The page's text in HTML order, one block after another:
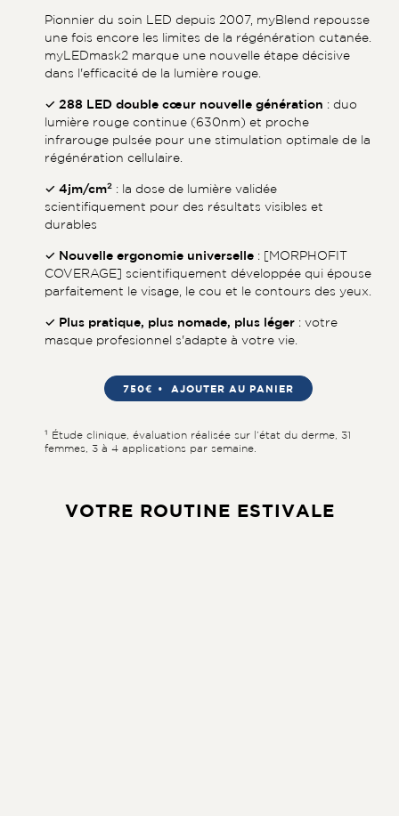
Pionnier du soin LED depuis 2007, myBlend repousse
une fois encore les limites de la régénération cutanée.
myLEDmask2 marque une nouvelle étape décisive
dans l'efficacité de la lumière rouge.
✓ 288 LED double cœur nouvelle génération : duo
lumière rouge continue (630nm) et proche
infrarouge pulsée pour une stimulation optimale de la
régénération cellulaire.
✓ 4jm/cm² : la dose de lumière validée
scientifiquement pour des résultats visibles et
durables
✓ Nouvelle ergonomie universelle : [MORPHOFIT
COVERAGE] scientifiquement développée qui épouse
parfaitement le visage, le cou et le contours des yeux.
✓ Plus pratique, plus nomade, plus léger : votre
masque profesionnel s'adapte à votre vie.
750€ AJOUTER AU PANIER
¹ Étude clinique, évaluation réalisée sur l’état du derme, 31
femmes, 3 à 4 applications par semaine.
VOTRE ROUTINE ESTIVALE